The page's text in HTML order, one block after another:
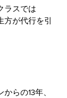
ラスでは
が代行を引
らの13年、